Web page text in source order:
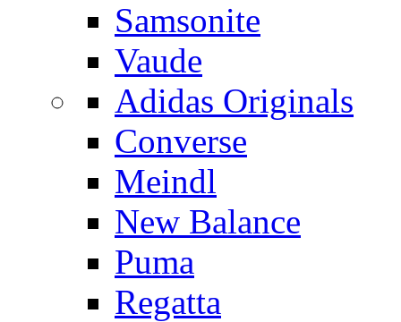
Samsonite
Vaude
Adidas Originals
Converse
Meindl
New Balance
Puma
Regatta